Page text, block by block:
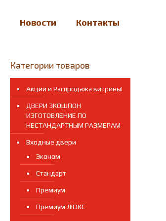
Новости Контакты
Категории товаров
Акции и Распродажа витрины!
ДВЕРИ ЭКОШПОН
ИЗГОТОВЛЕНИЕ ПО
НЕСТАНДАРТНЫМ РАЗМЕРАМ
Входные двери
Эконом
Стандарт
Премиум
Премиум ЛЮКС